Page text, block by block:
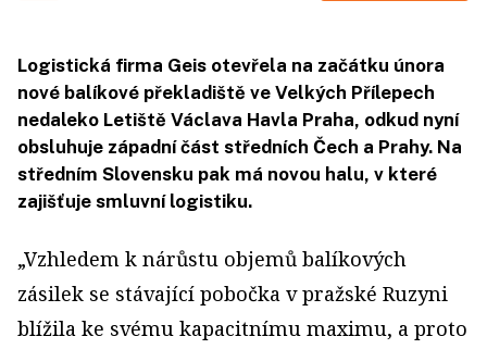
Logistická firma Geis otevřela na začátku února
nové balíkové překladiště ve Velkých Přílepech
nedaleko Letiště Václava Havla Praha, odkud nyní
obsluhuje západní část středních Čech a Prahy. Na
středním Slovensku pak má novou halu, v které
zajišťuje smluvní logistiku.
„Vzhledem k nárůstu objemů balíkových
zásilek se stávající pobočka v pražské Ruzyni
blížila ke svému kapacitnímu maximu, a proto